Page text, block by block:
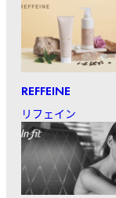
REFFEINE
リフェイン